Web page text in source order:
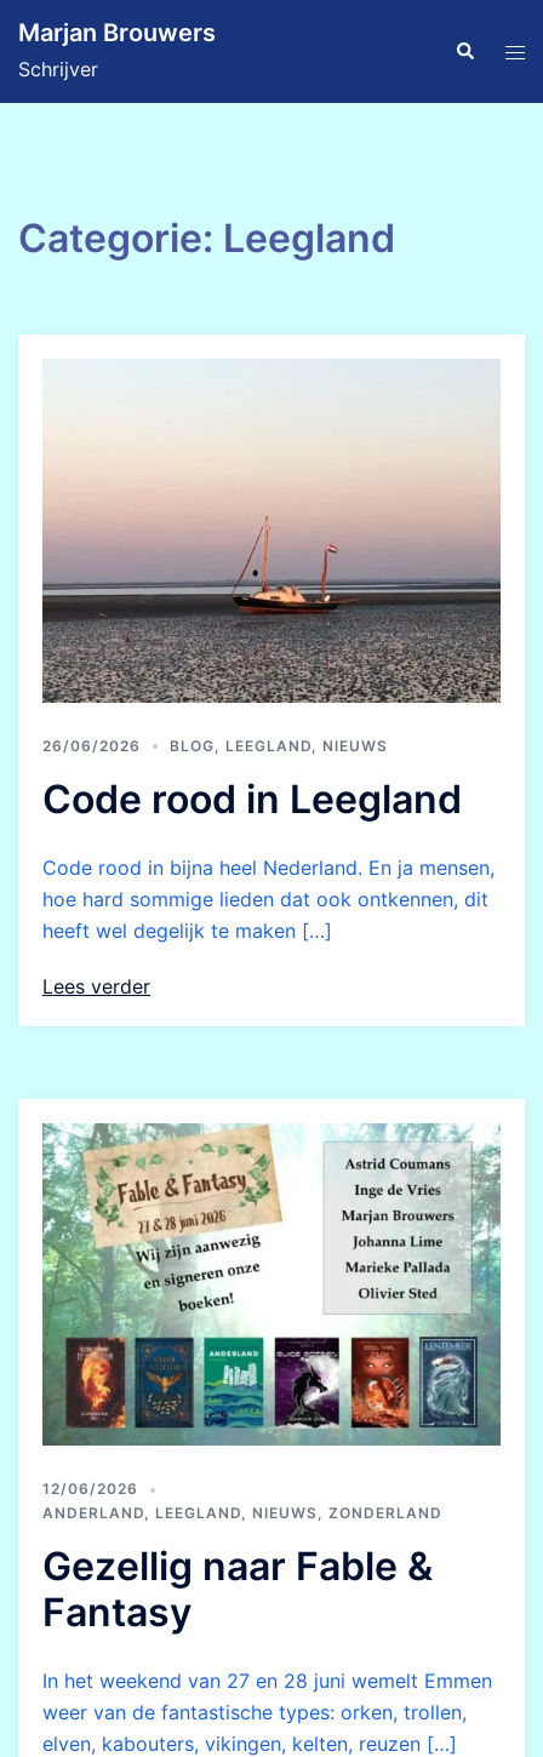
naar
de
inhoud
Marjan Brouwers
Schrijver
Zoeken
Categorie: Leegland
26/06/2026 BLOG LEEGLAND NIEUWS
Code rood in Leegland
Code rood in bijna heel Nederland. En ja mensen,
hoe hard sommige lieden dat ook ontkennen, dit
heeft wel degelijk te maken […]
Lees verder
12/06/2026
ANDERLAND, LEEGLAND, NIEUWS, ZONDERLAND
Gezellig naar Fable &
Fantasy
In het weekend van 27 en 28 juni wemelt Emmen
weer van de fantastische types: orken, trollen,
elven, kabouters, vikingen, kelten, reuzen […]